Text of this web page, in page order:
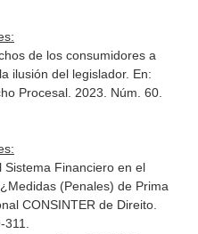
de los consumidores a
ilusión del legislador. En:
Procesal. 2023. Núm. 60.
Sistema Financiero en el
(Penales) de Prima
CONSINTER de Direito.